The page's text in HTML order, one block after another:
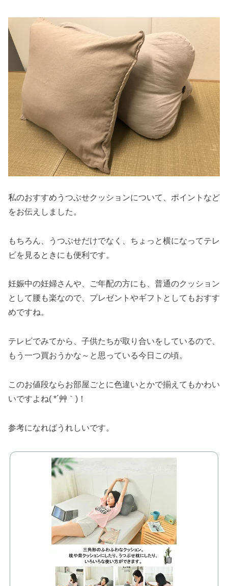
私のおすすめうつぶせクッションについて、ポイントなど
をお伝えしました。
もちろん、うつぶせだけでなく、ちょっと横になってテレ
ビを見るときにも便利です。
妊娠中の妊婦さんや、ご年配の方にも、普通のクッション
として腰も楽なので、プレゼントやギフトとしてもおすす
めですね。
テレビでみてから、子供たちが取り合いをしているので、
もう一つ買おうかな～と思っている今日この頃。
このお値段ならお部屋ごとに色違いとかで揃えてもかわい
いですよね( *´艸｀)！
参考になればうれしいです。